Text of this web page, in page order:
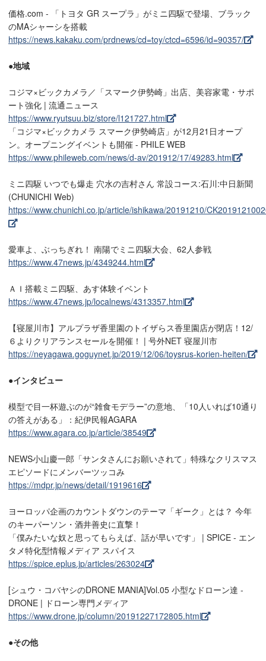
価格.com - 「トヨタ GR スープラ」がミニ四駆で登場、ブラック
のMAシャーシを搭載
https://news.kakaku.com/prdnews/cd=toy/ctcd=6596/id=90357/
●地域
コジマ×ビックカメラ／「スマーク伊勢崎」出店、美容家電・サポ
ート強化 | 流通ニュース
https://www.ryutsuu.biz/store/l121727.html
「コジマ×ビックカメラ スマーク伊勢崎店」が12月21日オープ
ン。オープニングイベントも開催 - PHILE WEB
https://www.phileweb.com/news/d-av/201912/17/49283.html
ミニ四駆 いつでも爆走 穴水の吉村さん 常設コース:石川:中日新聞
(CHUNICHI Web)
https://www.chunichi.co.jp/article/ishikawa/20191210/
愛車よ、ぶっちぎれ！ 南陽でミニ四駆大会、62人参戦
https://www.47news.jp/4349244.html
ＡＩ搭載ミニ四駆、あす体験イベント
https://www.47news.jp/localnews/4313357.html
【寝屋川市】アルプラザ香里園のトイザらス香里園店が閉店！12/
６よりクリアランスセールを開催！ | 号外NET 寝屋川市
https://neyagawa.goguynet.jp/2019/12/06/toysrus-korien-heiten/
●インタビュー
模型で目一杯遊ぶのが“雑食モデラー”の意地、「10人いれば10通り
の答えがある」：紀伊民報AGARA
https://www.agara.co.jp/article/38549
NEWS小山慶一郎「サンタさんにお願いされて」特殊なクリスマス
エピソードにメンバーツッコみ
https://mdpr.jp/news/detail/1919616
ヨーロッパ企画のカウントダウンのテーマ「ギーク」とは？ 今年
のキーパーソン・酒井善史に直撃！
「僕みたいな奴と思ってもらえば、話が早いです」 | SPICE - エン
タメ特化型情報メディア スパイス
https://spice.eplus.jp/articles/263024
[シュウ・コバヤシのDRONE MANIA]Vol.05 小型なドローン達 -
DRONE | ドローン専門メディア
https://www.drone.jp/column/20191227172805.html
●その他